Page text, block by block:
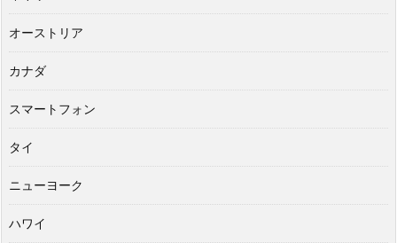
オーストリア
カナダ
スマートフォン
タイ
ニューヨーク
ハワイ